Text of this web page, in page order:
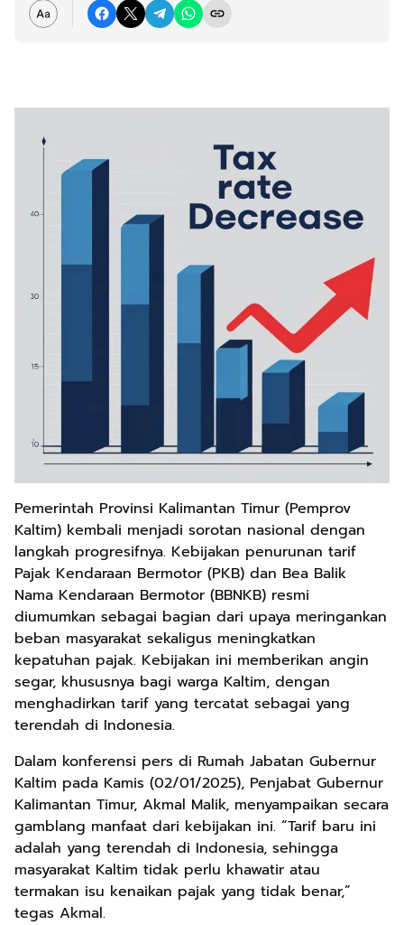
Pemerintah Provinsi Kalimantan Timur (Pemprov
Kaltim) kembali menjadi sorotan nasional dengan
langkah progresifnya. Kebijakan penurunan tarif
Pajak Kendaraan Bermotor (PKB) dan Bea Balik
Nama Kendaraan Bermotor (BBNKB) resmi
diumumkan sebagai bagian dari upaya meringankan
beban masyarakat sekaligus meningkatkan
kepatuhan pajak. Kebijakan ini memberikan angin
segar, khususnya bagi warga Kaltim, dengan
menghadirkan tarif yang tercatat sebagai yang
terendah di Indonesia.
Dalam konferensi pers di Rumah Jabatan Gubernur
Kaltim pada Kamis (02/01/2025), Penjabat Gubernur
Kalimantan Timur, Akmal Malik, menyampaikan secara
gamblang manfaat dari kebijakan ini. “Tarif baru ini
adalah yang terendah di Indonesia, sehingga
masyarakat Kaltim tidak perlu khawatir atau
termakan isu kenaikan pajak yang tidak benar,”
tegas Akmal.